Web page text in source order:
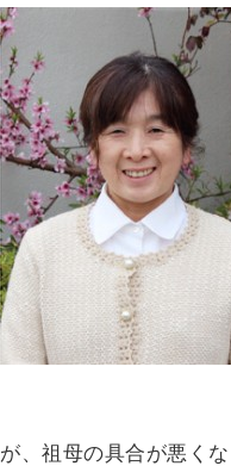
が、祖母の具合が悪く